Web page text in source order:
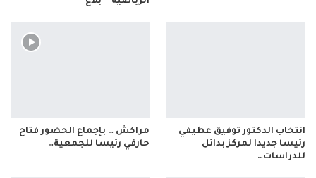
انتخاب الدكتور توفيق عطيفي
رئيسا جديدا لمركز بدائل
للدراسات…
مراكش … بإجماع الحضور فتاح
حارفي رئيسا للجمعية…